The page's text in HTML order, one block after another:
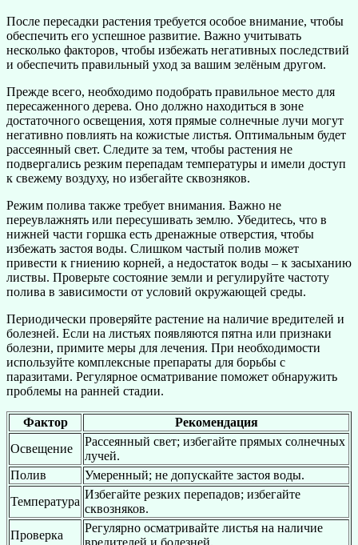
После пересадки растения требуется особое внимание, чтобы
обеспечить его успешное развитие. Важно учитывать
несколько факторов, чтобы избежать негативных последствий
и обеспечить правильный уход за вашим зелёным другом.
Прежде всего, необходимо подобрать правильное место для
пересаженного дерева. Оно должно находиться в зоне
достаточного освещения, хотя прямые солнечные лучи могут
негативно повлиять на кожистые листья. Оптимальным будет
рассеянный свет. Следите за тем, чтобы растения не
подвергались резким перепадам температуры и имели доступ
к свежему воздуху, но избегайте сквозняков.
Режим полива также требует внимания. Важно не
переувлажнять или пересушивать землю. Убедитесь, что в
нижней части горшка есть дренажные отверстия, чтобы
избежать застоя воды. Слишком частый полив может
привести к гниению корней, а недостаток воды – к засыханию
листвы. Проверьте состояние земли и регулируйте частоту
полива в зависимости от условий окружающей среды.
Периодически проверяйте растение на наличие вредителей и
болезней. Если на листьях появляются пятна или признаки
болезни, примите меры для лечения. При необходимости
используйте комплексные препараты для борьбы с
паразитами. Регулярное осматривание поможет обнаружить
проблемы на ранней стадии.
Фактор
Рекомендация
Освещение
Рассеянный свет; избегайте прямых солнечных
лучей.
Полив
Умеренный; не допускайте застоя воды.
Температура
Избегайте резких перепадов; избегайте
сквозняков.
Проверка
Регулярно осматривайте листья на наличие